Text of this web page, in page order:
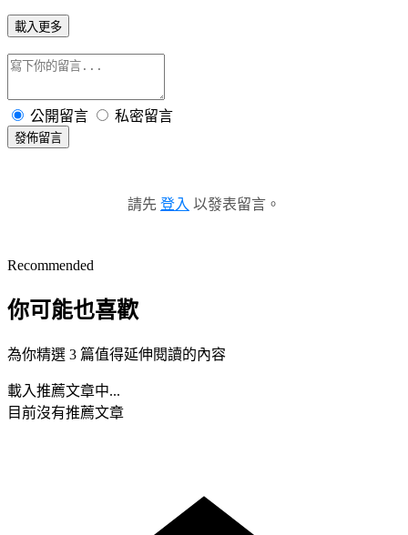
載入更多
公開留言 私密留言
發佈留言
請先 登入 以發表留言。
Recommended
你可能也喜歡
為你精選 3 篇值得延伸閱讀的內容
載入推薦文章中...
目前沒有推薦文章